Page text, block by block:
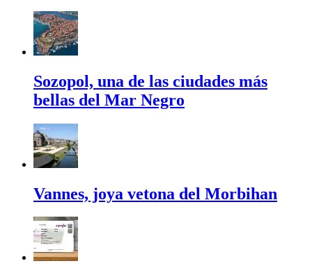
Sozopol, una de las ciudades más
bellas del Mar Negro
Vannes, joya vetona del Morbihan